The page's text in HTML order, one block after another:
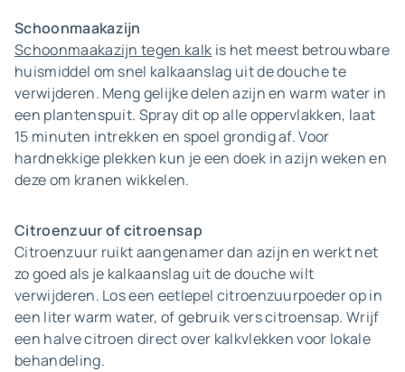
Schoonmaakazijn
Schoonmaakazijn tegen kalk is het meest betrouwbare
huismiddel om snel kalkaanslag uit de douche te
verwijderen. Meng gelijke delen azijn en warm water in
een plantenspuit. Spray dit op alle oppervlakken, laat
15 minuten intrekken en spoel grondig af. Voor
hardnekkige plekken kun je een doek in azijn weken en
deze om kranen wikkelen.
Citroenzuur of citroensap
Citroenzuur ruikt aangenamer dan azijn en werkt net
zo goed als je kalkaanslag uit de douche wilt
verwijderen. Los een eetlepel citroenzuurpoeder op in
een liter warm water, of gebruik vers citroensap. Wrijf
een halve citroen direct over kalkvlekken voor lokale
behandeling.